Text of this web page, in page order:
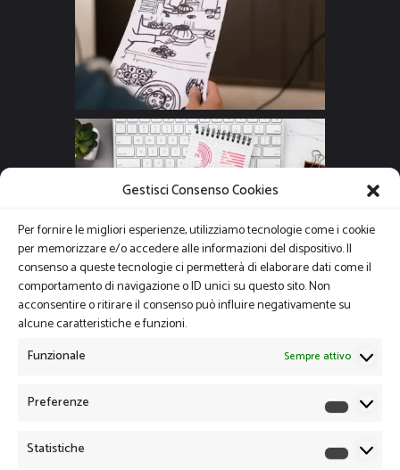
Gestisci Consenso Cookies
Per fornire le migliori esperienze, utilizziamo tecnologie come i cookie
per memorizzare e/o accedere alle informazioni del dispositivo. Il
consenso a queste tecnologie ci permetterà di elaborare dati come il
comportamento di navigazione o ID unici su questo sito. Non
acconsentire o ritirare il consenso può influire negativamente su
alcune caratteristiche e funzioni.
Funzionale
Sempre attivo
Preferenze
Statistiche